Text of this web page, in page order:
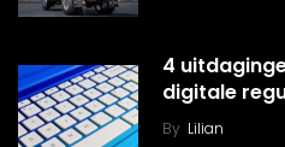
4
digitale
By Lilian